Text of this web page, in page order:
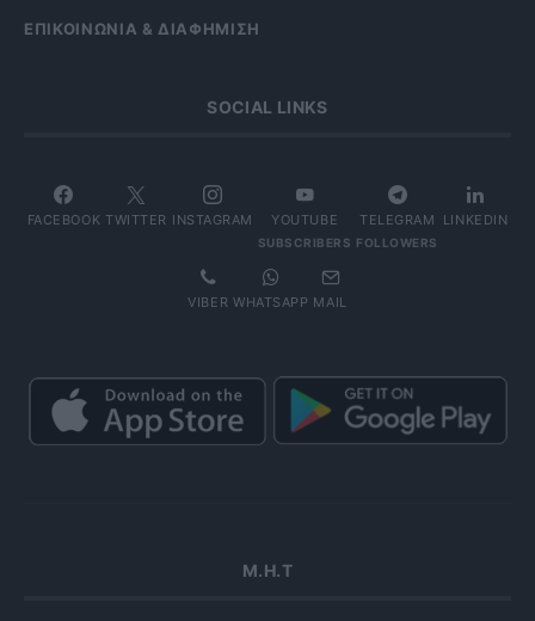
ΕΠΙΚΟΙΝΩΝΙΑ & ΔΙΑΦΗΜΙΣΗ
SOCIAL LINKS
FACEBOOK TWITTER INSTAGRAM YOUTUBE
SUBSCRIBERS
TELEGRAM
FOLLOWERS
LINKEDIN
VIBER WHATSAPP MAIL
Μ.Η.Τ